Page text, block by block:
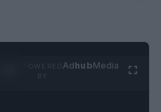
AdhubMedia